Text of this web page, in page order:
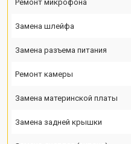
Ремонт микрофона
Замена шлейфа
Замена разъема питания
Ремонт камеры
Замена материнской платы
Замена задней крышки